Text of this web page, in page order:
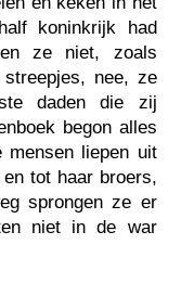
koninkrijk had
ze niet, zoals
nee, ze
daden die zij
begon alles
liepen uit
tot haar broers,
sprongen ze er
niet in de war